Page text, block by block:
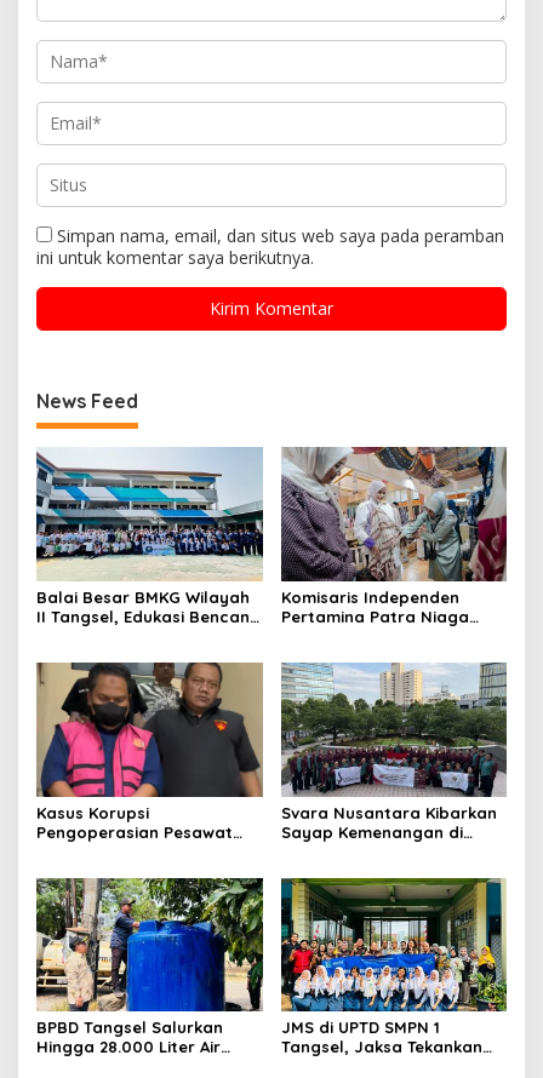
Simpan nama, email, dan situs web saya pada peramban
ini untuk komentar saya berikutnya.
News Feed
Balai Besar BMKG Wilayah
II Tangsel, Edukasi Bencana
23
Komisaris Independen
Pertamina Patra Niaga
Sentuhan Kemanusiaan dan
Keberlanjutan
Kasus Korupsi
Pengoperasian Pesawat
Tersangka
Svara Nusantara Kibarkan
Sayap Kemenangan di
BPBD Tangsel Salurkan
Hingga 28.000 Liter Air
JMS di UPTD SMPN 1
Tangsel, Jaksa Tekankan